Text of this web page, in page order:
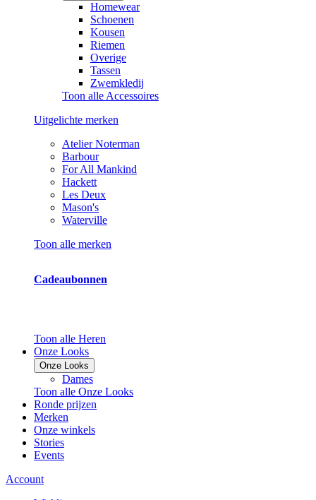
Homewear
Schoenen
Kousen
Riemen
Overige
Tassen
Zwemkledij
Toon alle Accessoires
Uitgelichte merken
Atelier Noterman
Barbour
For All Mankind
Hackett
Les Deux
Mason's
Waterville
Toon alle merken
Cadeaubonnen
Toon alle Heren
Onze Looks
Onze Looks
Dames
Toon alle Onze Looks
Ronde prijzen
Merken
Onze winkels
Stories
Events
Account